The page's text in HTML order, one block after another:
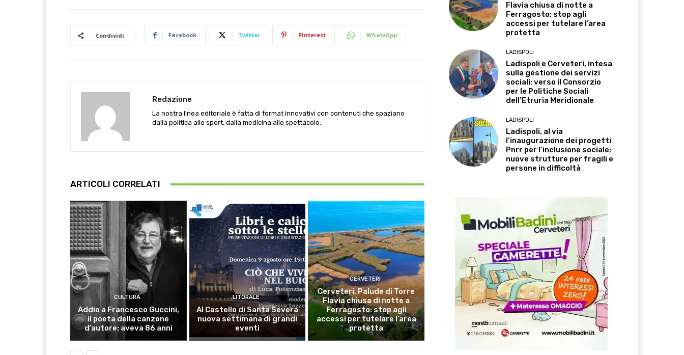
Condividi Facebook Twitter Pinterest WhatsApp
Redazione
La nostra linea editoriale è fatta di format innovativi con contenuti che spaziano
dalla politica allo sport, dalla medicina allo spettacolo.
ARTICOLI CORRELATI
CULTURA
Addio a Francesco Guccini,
il poeta della canzone
d’autore: aveva 86 anni
LITORALE
Al Castello di Santa Severa
nuova settimana di grandi
eventi
CERVETERI
Cerveteri, Palude di Torre
Flavia chiusa di notte a
Ferragosto: stop agli
accessi per tutelare l’area
protetta
Flavia chiusa di notte a
Ferragosto: stop agli
accessi per tutelare l’area
protetta
LADISPOLI
Ladispoli e Cerveteri, intesa
sulla gestione dei servizi
sociali: verso il Consorzio
per le Politiche Sociali
dell’Etruria Meridionale
LADISPOLI
Ladispoli, al via
l’inaugurazione dei progetti
Pnrr per l’inclusione sociale:
nuove strutture per fragili e
persone in difficoltà